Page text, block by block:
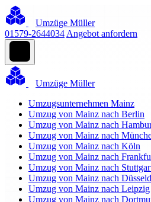
Umzüge Müller
01579-2644034 Angebot anfordern
Umzüge Müller
Umzugsunternehmen Mainz
Umzug von Mainz nach Berlin
Umzug von Mainz nach
Umzug von Mainz nach
Umzug von Mainz nach Köln
Umzug von Mainz nach
Umzug von Mainz nach
Umzug von Mainz nach
Umzug von Mainz nach Leipzig
Umzug von Mainz nach